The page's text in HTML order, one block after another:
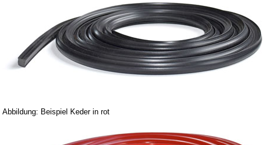
Vergaserdüsen
Pflegeprodukte
Wälzlager
Service
Abbildung: Beispiel Keder in rot